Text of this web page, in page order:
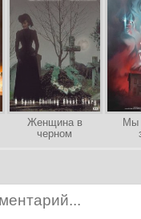
Женщина в
черном
Мы